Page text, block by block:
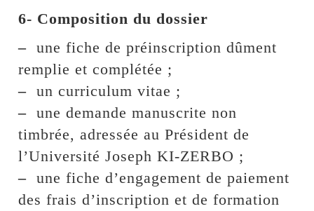
6- Composition du dossier
– une fiche de préinscription dûment
remplie et complétée ;
– un curriculum vitae ;
– une demande manuscrite non
timbrée, adressée au Président de
l’Université Joseph KI-ZERBO ;
– une fiche d’engagement de paiement
des frais d’inscription et de formation